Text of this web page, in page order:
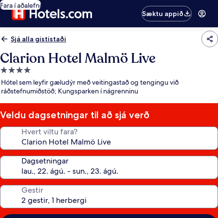
Fara í aðalefni
Sæktu appið
Sjá alla gististaði
Clarion Hotel Malmö Live
4.0
stjörnu
gististaður
Hótel sem leyfir gæludýr með veitingastað og tengingu við
ráðstefnumiðstöð; Kungsparken í nágrenninu
Veldu dagsetningar til að sjá verð
Hvert viltu fara?
Dagsetningar
Gestir